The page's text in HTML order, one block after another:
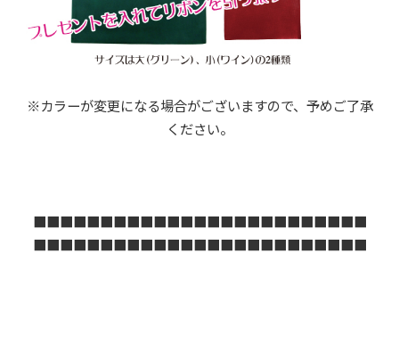
※カラーが変更になる場合がございますので、予めご了承
ください。
■■■■■■■■■■■■■■■■■■■■■■■■■
■■■■■■■■■■■■■■■■■■■■■■■■■